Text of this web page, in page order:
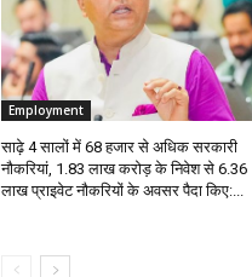
Employment
साढ़े 4 सालों में 68 हजार से अधिक सरकारी
नौकरियां, 1.83 लाख करोड़ के निवेश से 6.36
लाख प्राइवेट नौकरियों के अवसर पैदा किए:...